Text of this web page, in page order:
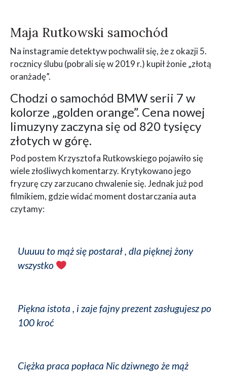
Maja Rutkowski samochód
Na instagramie detektyw pochwalił się, że z okazji 5.
rocznicy ślubu (pobrali się w 2019 r.) kupił żonie „złotą
oranżadę”.
Chodzi o samochód BMW serii 7 w
kolorze „golden orange”. Cena nowej
limuzyny zaczyna się od 820 tysięcy
złotych w górę.
Pod postem Krzysztofa Rutkowskiego pojawiło się
wiele złośliwych komentarzy. Krytykowano jego
fryzurę czy zarzucano chwalenie się. Jednak już pod
filmikiem, gdzie widać moment dostarczania auta
czytamy:
Uuuuu to mąż się postarał , dla pięknej żony
wszystko
Piękna istota , i zaje fajny prezent zasługujesz po
100 kroć
Ciężka praca popłaca Nic dziwnego że mąż